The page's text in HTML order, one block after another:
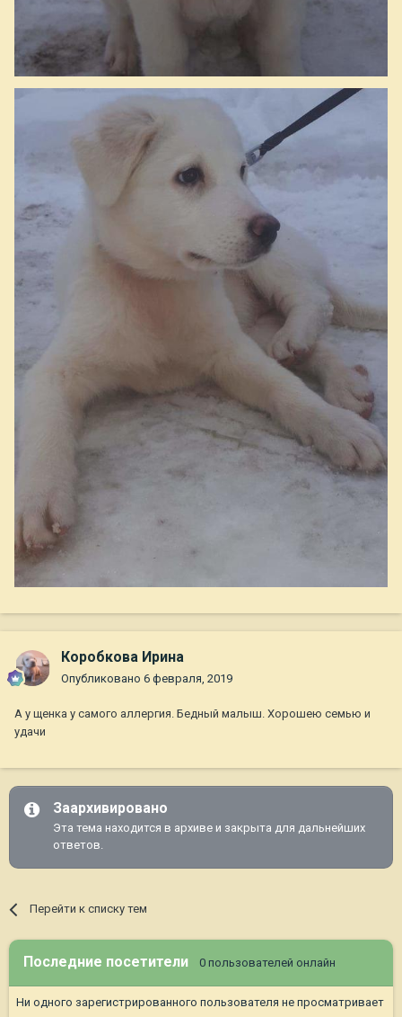
Коробкова Ирина
Опубликовано 6 февраля, 2019
А у щенка у самого аллергия. Бедный малыш. Хорошею семью и
удачи
Заархивировано
Эта тема находится в архиве и закрыта для дальнейших
ответов.
Перейти к списку тем
Последние посетители 0 пользователей онлайн
Ни одного зарегистрированного пользователя не просматривает